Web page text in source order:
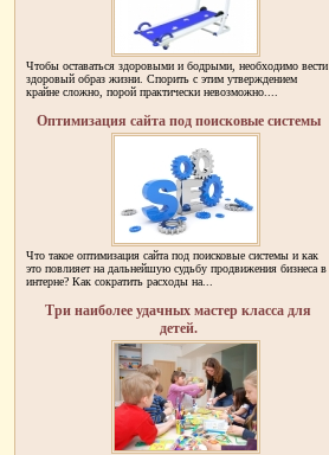
Чтобы оставаться здоровыми и бодрыми, необходимо вести
здоровый образ жизни. Спорить с этим утверждением
крайне сложно, порой практически невозможно....
Оптимизация сайта под поисковые системы
Что такое оптимизация сайта под поисковые системы и как
это повлияет на дальнейшую судьбу продвижения бизнеса в
интерне? Как сократить расходы на...
Три наиболее удачных мастер класса для
детей.